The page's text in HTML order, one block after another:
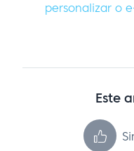
personalizar o
Este